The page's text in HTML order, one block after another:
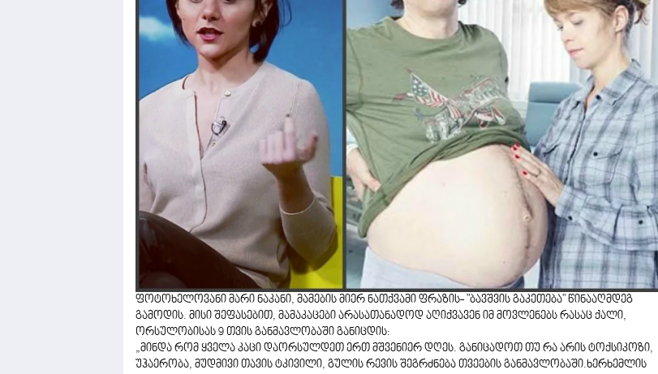
ფოტოხელოვანი მარი ნაკანი, მამების მიერ ნათქვამი ფრაზის- "ბავშვის გაკეთება" წინააღმდეგ
გამოდის. მისი შეფასებით, მამაკაცები არასათანადოდ აღიქვავენ იმ მოვლენებს რასაც ქალი,
ორსულობისას 9 თვის განმავლობაში განიცდის:
„მინდა რომ ყველა კაცი დაორსულდეთ ერთ მშვენიერ დღეს. განიცადოთ თუ რა არის ტოქსიკოზი,
უჰაერობა, მუდმივი თავის ტკივილი, გულის რევის შეგრძნება თვეების განმავლობაში.ხერხემლის